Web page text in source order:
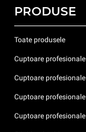
PRODUSE
Toate produsele
Cuptoare
Cuptoare
Cuptoare
Cuptoare